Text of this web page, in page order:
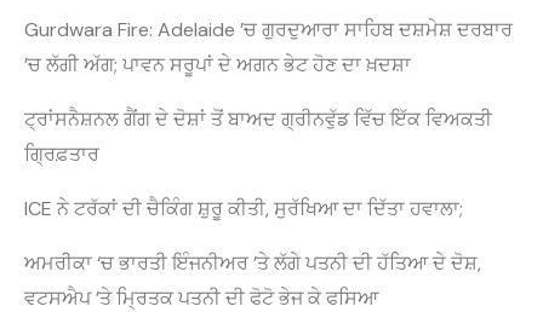
Gurdwara Fire: Adelaide ’ਚ ਗੁਰਦੁਆਰਾ ਸਾਹਿਬ ਦਸ਼ਮੇਸ਼ ਦਰਬਾਰ
’ਚ ਲੱਗੀ ਅੱਗ; ਪਾਵਨ ਸਰੂਪਾਂ ਦੇ ਅਗਨ ਭੇਟ ਹੋਣ ਦਾ ਖ਼ਦਸ਼ਾ
ਟ੍ਰਾਂਸਨੈਸ਼ਨਲ ਗੈਂਗ ਦੇ ਦੋਸ਼ਾਂ ਤੋਂ ਬਾਅਦ ਗ੍ਰੀਨਵੁੱਡ ਵਿੱਚ ਇੱਕ ਵਿਅਕਤੀ
ਗ੍ਰਿਫ਼ਤਾਰ
ICE ਨੇ ਟਰੱਕਾਂ ਦੀ ਚੈਕਿੰਗ ਸ਼ੁਰੂ ਕੀਤੀ, ਸੁਰੱਖਿਆ ਦਾ ਦਿੱਤਾ ਹਵਾਲਾ;
ਅਮਰੀਕਾ ‘ਚ ਭਾਰਤੀ ਇੰਜਨੀਅਰ ’ਤੇ ਲੱਗੇ ਪਤਨੀ ਦੀ ਹੱਤਿਆ ਦੇ ਦੋਸ਼,
ਵਟਸਐਪ ’ਤੇ ਮ੍ਰਿਤਕ ਪਤਨੀ ਦੀ ਫੋਟੋ ਭੇਜ ਕੇ ਫਸਿਆ